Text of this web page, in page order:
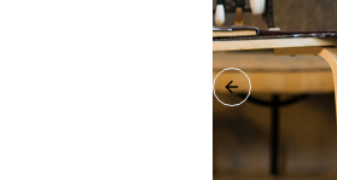
Previous slide